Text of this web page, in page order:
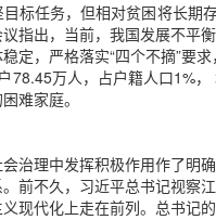
标任务，但相对贫困将长
指出，当前，我国发展不平
定，严格落实“四个不摘”要
万人，占户籍人口1%
难家庭。
治理中发挥积极作用作了明
前不久，习近平总书记视察
现代化上走在前列。总书记